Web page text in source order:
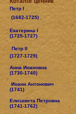
Петр I
(1682-1725) .
Екатерина I
(1725-1727)
Петр II
(1727-1729)
Анна Иоановна
(1730-1740)
Иоанн Антонович
(1741)
Елизавета Петровна
(1741-1762)